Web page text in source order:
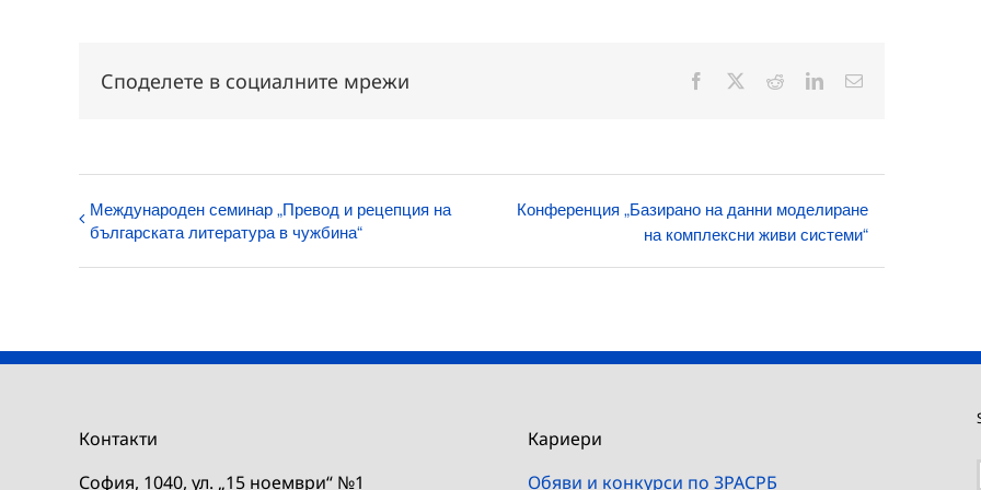
Споделете в социалните мрежи Facebook RedditLinkedInЕлектронна
Международен семинар „Превод и рецепция на
българската литература в чужбина“
Конференция „Базирано на данни моделиране
на комплексни живи системи“
Контакти
София, 1040, ул. „15 ноември“ №1
Кариери
Обяви и конкурси по ЗРАСРБ